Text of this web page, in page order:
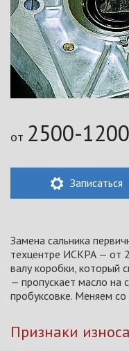
от 2500-
Записаться
Замена сальника
техцентре ИСКРА — от
валу коробки, который
— пропускает масло на
пробуксовке. Меняем
Признаки износа